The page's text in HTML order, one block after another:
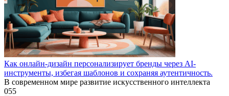
Как онлайн-дизайн персонализирует бренды через AI-
инструменты, избегая шаблонов и сохраняя аутентичность.
В современном мире развитие искусственного интеллекта
055